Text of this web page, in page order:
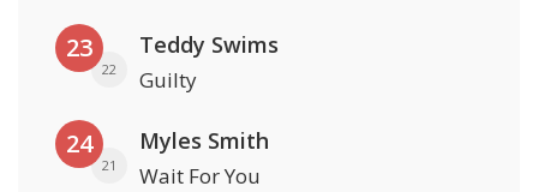
23
22
Teddy Swims
Guilty
24
21
Myles Smith
Wait For You